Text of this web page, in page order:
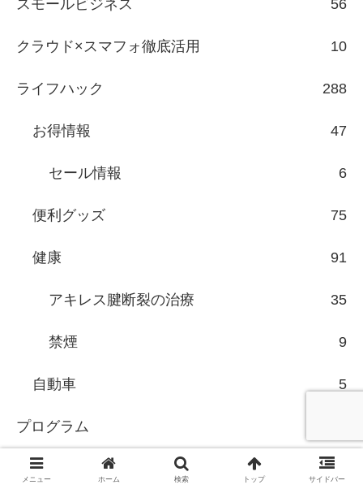
スモールビジネス 56
クラウド×スマフォ徹底活用 10
ライフハック 288
お得情報 47
セール情報 6
便利グッズ 75
健康 91
アキレス腱断裂の治療 35
禁煙 9
自動車 5
プログラム
API&ウェブサービス 27
メニュー ホーム 検索 トップ サイドバー